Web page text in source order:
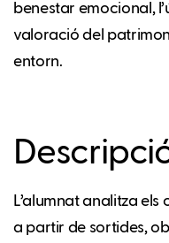
benestar emocional,
valoració del
entorn.
L’alumnat analitza
a partir de sortides,